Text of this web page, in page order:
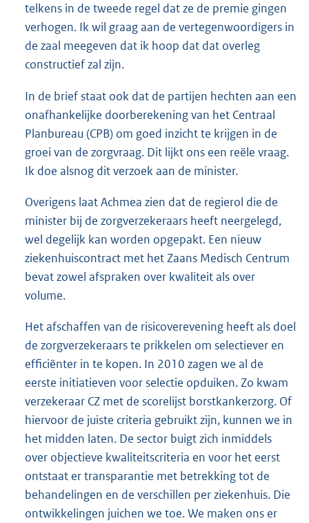
telkens in de tweede regel dat ze de premie gingen
verhogen. Ik wil graag aan de vertegenwoordigers in
de zaal meegeven dat ik hoop dat dat overleg
constructief zal zijn.
In de brief staat ook dat de partijen hechten aan een
onafhankelijke doorberekening van het Centraal
Planbureau (CPB) om goed inzicht te krijgen in de
groei van de zorgvraag. Dit lijkt ons een reële vraag.
Ik doe alsnog dit verzoek aan de minister.
Overigens laat Achmea zien dat de regierol die de
minister bij de zorgverzekeraars heeft neergelegd,
wel degelijk kan worden opgepakt. Een nieuw
ziekenhuiscontract met het Zaans Medisch Centrum
bevat zowel afspraken over kwaliteit als over
volume.
Het afschaffen van de risicoverevening heeft als doel
de zorgverzekeraars te prikkelen om selectiever en
efficiënter in te kopen. In 2010 zagen we al de
eerste initiatieven voor selectie opduiken. Zo kwam
verzekeraar CZ met de scorelijst borstkankerzorg. Of
hiervoor de juiste criteria gebruikt zijn, kunnen we in
het midden laten. De sector buigt zich inmiddels
over objectieve kwaliteitscriteria en voor het eerst
ontstaat er transparantie met betrekking tot de
behandelingen en de verschillen per ziekenhuis. Die
ontwikkelingen juichen we toe. We maken ons er